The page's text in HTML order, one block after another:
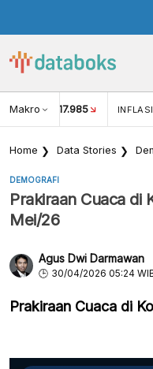
Makro
USD/IDR 17.985
Home Data Stories
DEMOGRAFI
Prakiraan Cuaca di
Mei/26
Agus Dwi Darmawan
30/04/2026 05:24
Prakiraan Cuaca di